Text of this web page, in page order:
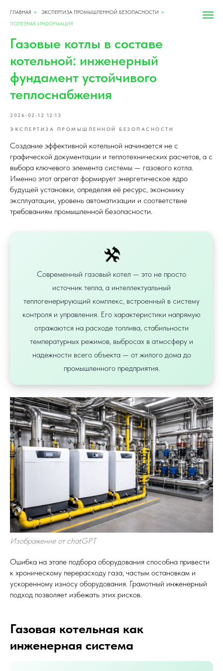
ГЛАВНАЯ » ЭКСПЕРТИЗА ПРОМЫШЛЕННОЙ БЕЗОПАСНОСТИ »
ПОЛЕЗНАЯ ИНФОРМАЦИЯ
Газовые котлы в составе
котельной: инженерный
фундамент устойчивого
теплоснабжения
2026-02-12 12:13
ЭКСПЕРТИЗА ПРОМЫШЛЕННОЙ БЕЗОПАСНОСТИ
Создание эффективной котельной начинается не с
графической документации и теплотехнических расчетов, а с
выбора ключевого элемента системы — газового котла.
Именно этот агрегат формирует энергетическое ядро
будущей установки, определяя её ресурс, экономику
эксплуатации, уровень автоматизации и соответствие
требованиям промышленной безопасности.
🛠️️
Современный газовый котел — это не просто
источник тепла, а интеллектуальный
теплогенерирующий комплекс, встроенный в систему
контроля и управления. Его характеристики напрямую
отражаются на расходе топлива, стабильности
температурных режимов, выбросах в атмосферу и
надежности всего объекта — от жилого дома до
промышленного предприятия.
Изображение от chatGPT
Ошибка на этапе подбора оборудования способна привести
к хроническому перерасходу газа, частым остановкам и
ускоренному износу оборудования. Грамотный инженерный
подход позволяет избежать этих рисков.
Газовая котельная как
инженерная система